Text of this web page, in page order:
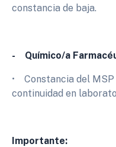
constancia de baja.
- Químico/a
• Constancia del
continuidad en
Importante: